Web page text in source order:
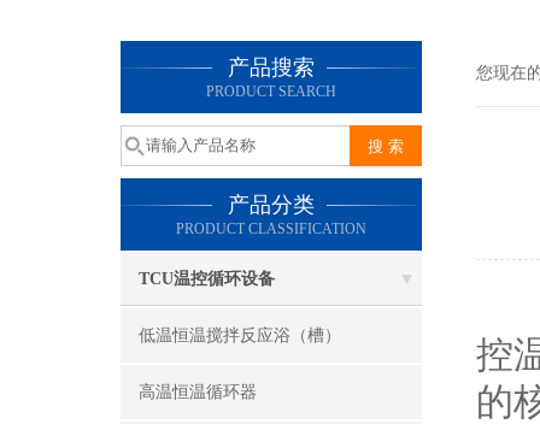
产品搜索
PRODUCT SEARCH
产品分类
PRODUCT CLASSIFICATION
TCU温控循环设备
低温恒温搅拌反应浴（槽）
高温恒温循环器
您现在
控
的